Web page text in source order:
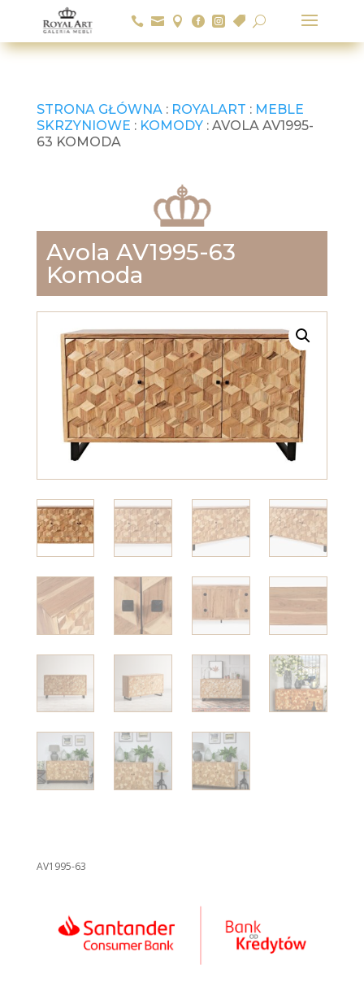
      U
STRONA GŁÓWNA: ROYALART : MEBLE
SKRZYNIOWE : KOMODY: AVOLA AV1995-
63 KOMODA
Avola AV1995-63
Komoda
AV1995-63